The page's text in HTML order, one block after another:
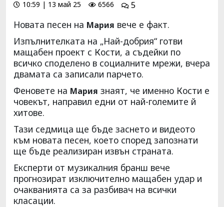
10:59 | 13 май 25 6566 5
Новата песен на Мария вече е факт.
Изпълнителката на „Най-добрия“ готви
мащабен проект с Кости, а съдейки по
всичко споделено в социалните мрежи, вчера
двамата са записали парчето.
Феновете на Мария знаят, че именно Кости е
човекът, направил едни от най-големите й
хитове.
Тази седмица ще бъде заснето и видеото
към новата песен, което според запознати
ще бъде реализиран извън страната.
Експерти от музикалния бранш вече
прогнозират изключително мащабен удар и
очакванията са за разбивач на всички
класации.